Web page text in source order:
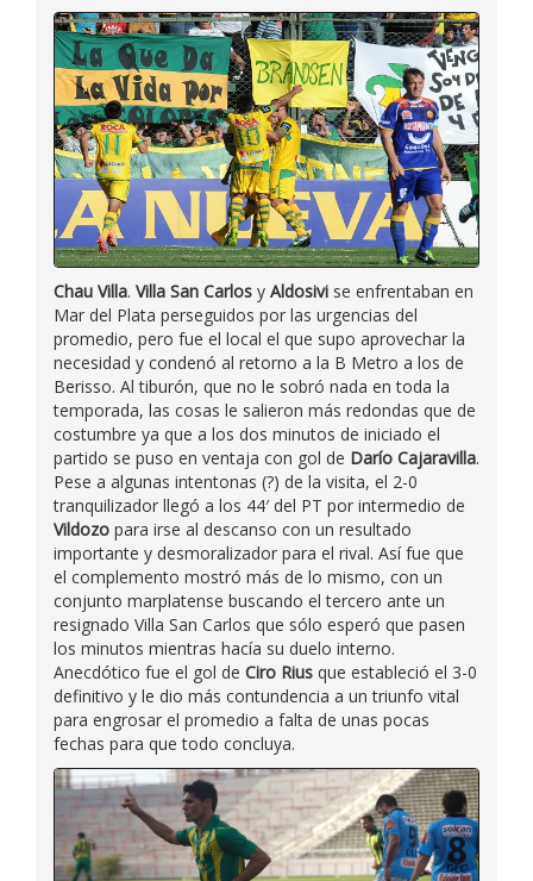
Chau Villa. Villa San Carlos y Aldosivi se enfrentaban en
Mar del Plata perseguidos por las urgencias del
promedio, pero fue el local el que supo aprovechar la
necesidad y condenó al retorno a la B Metro a los de
Berisso. Al tiburón, que no le sobró nada en toda la
temporada, las cosas le salieron más redondas que de
costumbre ya que a los dos minutos de iniciado el
partido se puso en ventaja con gol de Darío Cajaravilla.
Pese a algunas intentonas (?) de la visita, el 2-0
tranquilizador llegó a los 44′ del PT por intermedio de
Vildozo para irse al descanso con un resultado
importante y desmoralizador para el rival. Así fue que
el complemento mostró más de lo mismo, con un
conjunto marplatense buscando el tercero ante un
resignado Villa San Carlos que sólo esperó que pasen
los minutos mientras hacía su duelo interno.
Anecdótico fue el gol de Ciro Rius que estableció el 3-0
definitivo y le dio más contundencia a un triunfo vital
para engrosar el promedio a falta de unas pocas
fechas para que todo concluya.